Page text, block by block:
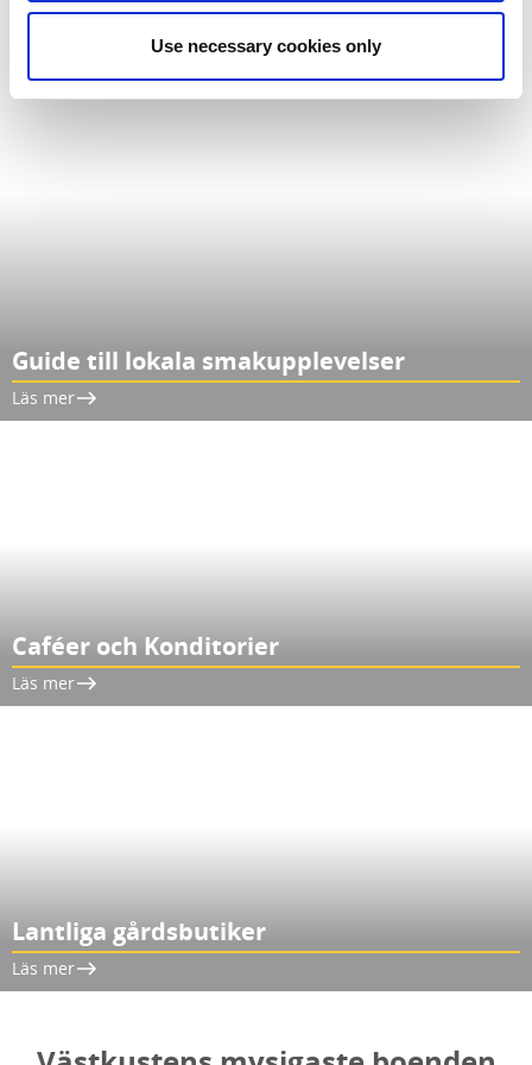
Use necessary cookies only
Guide till lokala smakupplevelser
Läs mer
Caféer och Konditorier
Läs mer
Lantliga gårdsbutiker
Läs mer